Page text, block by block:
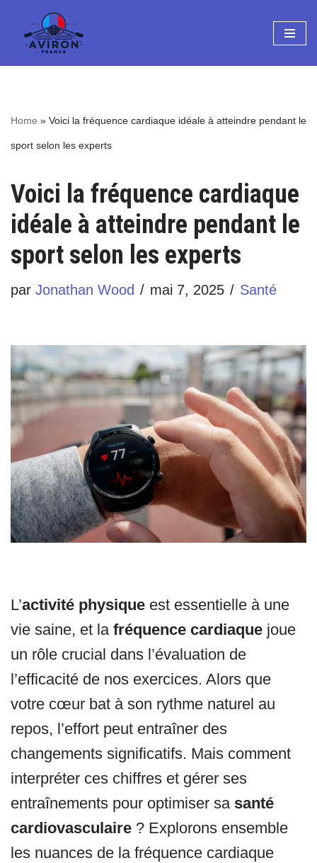
Aller
au
Home » Voici la fréquence cardiaque idéale à atteindre pendant le
sport selon les experts
Voici la fréquence cardiaque
idéale à atteindre pendant le
sport selon les experts
par Jonathan Wood mai 7, 2025 Santé
L’activité physique est essentielle à une
vie saine, et la fréquence cardiaque joue
un rôle crucial dans l’évaluation de
l’efficacité de nos exercices. Alors que
votre cœur bat à son rythme naturel au
repos, l’effort peut entraîner des
changements significatifs. Mais comment
interpréter ces chiffres et gérer ses
entraînements pour optimiser sa santé
cardiovasculaire ? Explorons ensemble
les nuances de la fréquence cardiaque